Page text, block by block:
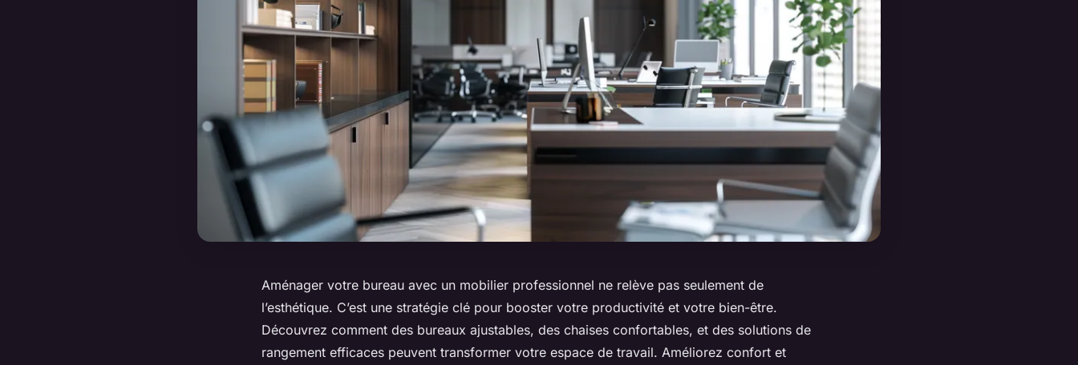
Aménager votre bureau avec un mobilier professionnel ne relève pas seulement de
l’esthétique. C’est une stratégie clé pour booster votre productivité et votre bien-être.
Découvrez comment des bureaux ajustables, des chaises confortables, et des solutions de
rangement efficaces peuvent transformer votre espace de travail. Améliorez confort et